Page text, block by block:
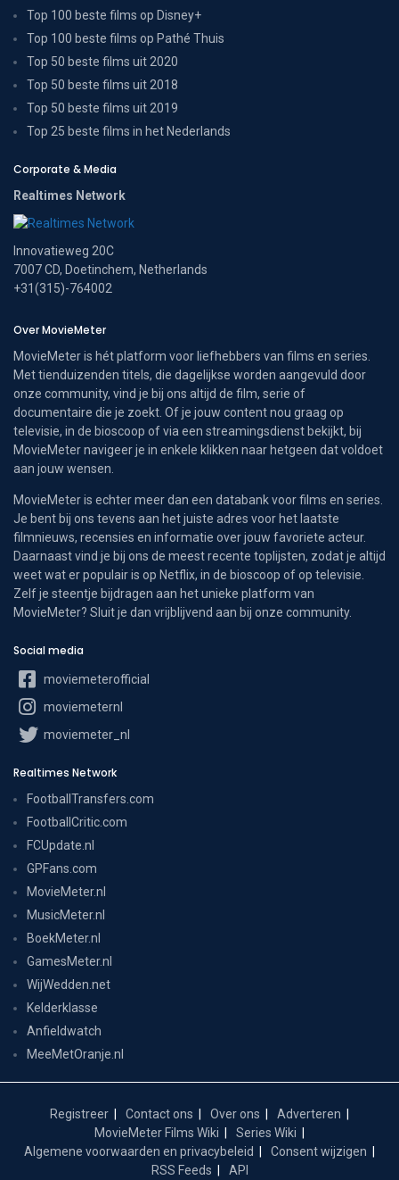
Top 100 beste films op Disney+
Top 100 beste films op Pathé Thuis
Top 50 beste films uit 2020
Top 50 beste films uit 2018
Top 50 beste films uit 2019
Top 25 beste films in het Nederlands
Corporate & Media
Realtimes Network
Innovatieweg 20C
7007 CD, Doetinchem, Netherlands
+31(315)-764002
Over MovieMeter
MovieMeter is hét platform voor liefhebbers van films en series.
Met tienduizenden titels, die dagelijkse worden aangevuld door
onze community, vind je bij ons altijd de film, serie of
documentaire die je zoekt. Of je jouw content nou graag op
televisie, in de bioscoop of via een streamingsdienst bekijkt, bij
MovieMeter navigeer je in enkele klikken naar hetgeen dat voldoet
aan jouw wensen.
MovieMeter is echter meer dan een databank voor films en series.
Je bent bij ons tevens aan het juiste adres voor het laatste
filmnieuws, recensies en informatie over jouw favoriete acteur.
Daarnaast vind je bij ons de meest recente toplijsten, zodat je altijd
weet wat er populair is op Netflix, in de bioscoop of op televisie.
Zelf je steentje bijdragen aan het unieke platform van
MovieMeter? Sluit je dan vrijblijvend aan bij onze community.
Social media
moviemeterofficial
moviemeternl
moviemeter_nl
Realtimes Network
FootballTransfers.com
FootballCritic.com
FCUpdate.nl
GPFans.com
MovieMeter.nl
MusicMeter.nl
BoekMeter.nl
GamesMeter.nl
WijWedden.net
Kelderklasse
Anfieldwatch
MeeMetOranje.nl
Registreer Contact ons Over ons
Adverteren
MovieMeter Films Wiki
Series Wiki
Algemene voorwaarden en privacybeleid
Consent wijzigen
RSS Feeds
API